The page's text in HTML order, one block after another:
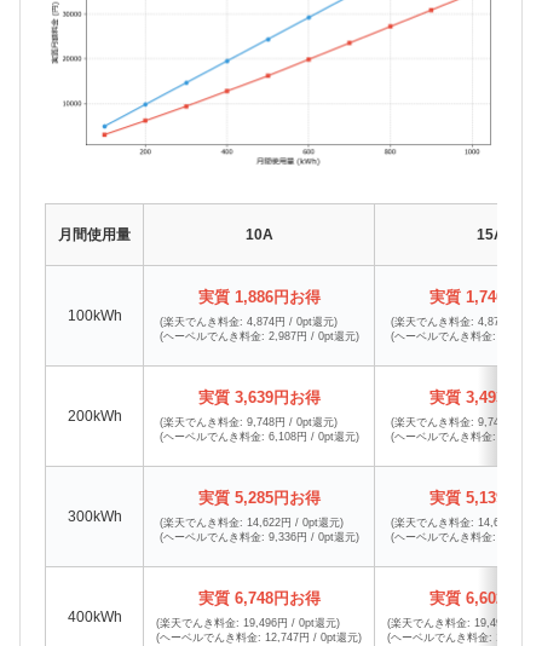
月間使用量 10A 15A
100kWh
実質 1,886円お得
(楽天でんき料金: 4,874円 / 0pt還元)
(ヘーベルでんき料金: 2,987円 / 0pt還元)
実質 1,740円お
(楽天でんき料金: 4,874円 /
(ヘーベルでんき料金: 3,133円
200kWh
実質 3,639円お得
(楽天でんき料金: 9,748円 / 0pt還元)
(ヘーベルでんき料金: 6,108円 / 0pt還元)
実質 3,493円お
(楽天でんき料金: 9,748円 /
(ヘーベルでんき料金: 6,254円
300kWh
実質 5,285円お得
(楽天でんき料金: 14,622円 / 0pt還元)
(ヘーベルでんき料金: 9,336円 / 0pt還元)
実質 5,139円お
(楽天でんき料金: 14,622円 /
(ヘーベルでんき料金: 9,482円
400kWh
実質 6,748円お得
(楽天でんき料金: 19,496円 / 0pt還元)
(ヘーベルでんき料金: 12,747円 / 0pt還元)
実質 6,602円お
(楽天でんき料金: 19,496円 /
(ヘーベルでんき料金: 12,893